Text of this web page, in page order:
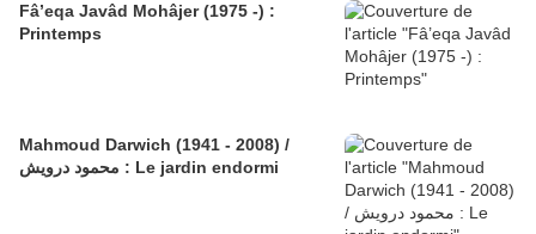
Fâ’eqa Javâd Mohâjer (1975 -) :
Printemps
Mahmoud Darwich (1941 - 2008) /
محمود درويش : Le jardin endormi